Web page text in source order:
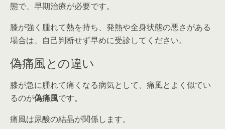
態で、早期治療が必要です。
膝が強く腫れて熱を持ち、発熱や全身状態の悪さがある
場合は、自己判断せず早めに受診してください。
偽痛風との違い
膝が急に腫れて痛くなる病気として、痛風とよく似てい
るのが偽痛風です。
痛風は尿酸の結晶が関係します。